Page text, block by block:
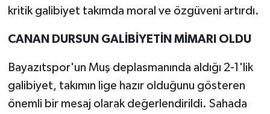
kritik galibiyet takımda moral ve özgüveni artırdı.
CANAN DURSUN GALİBİYETİN MİMARI OLDU
Bayazıtspor'un Muş deplasmanında aldığı 2-1'lik
galibiyet, takımın lige hazır olduğunu gösteren
önemli bir mesaj olarak değerlendirildi. Sahada